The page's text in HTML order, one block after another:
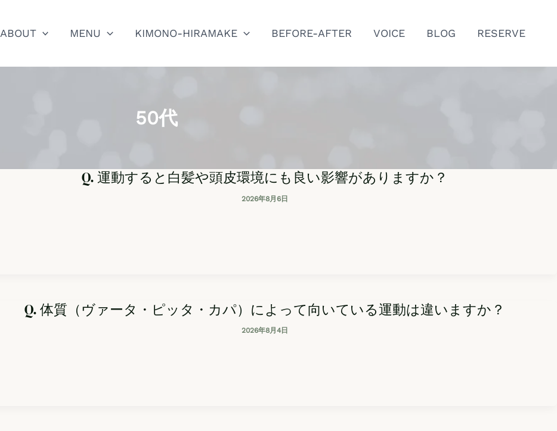
ABOUT MENU KIMONO-HIRAMAKE BEFORE-AFTER VOICE BLOG RESERVE
50代
Q. 運動すると白髪や頭皮環境にも良い影響がありますか？
2026年8月6日
Q. 体質（ヴァータ・ピッタ・カパ）によって向いている運動は違いますか？
2026年8月4日